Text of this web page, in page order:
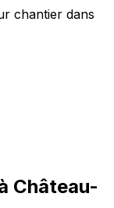
chantier dans
Château-